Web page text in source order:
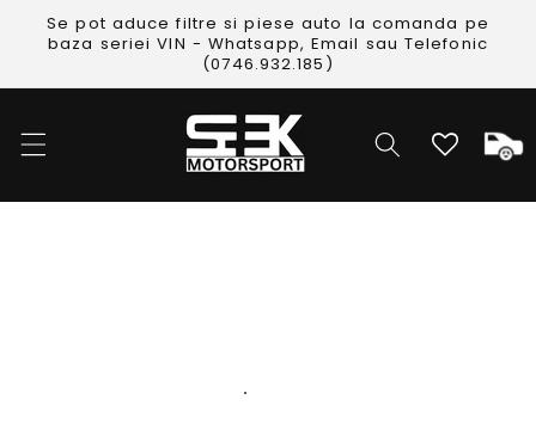
Skip to
content
Se pot aduce filtre si piese auto la comanda pe
baza seriei VIN - Whatsapp, Email sau Telefonic
(0746.932.185)
Cos